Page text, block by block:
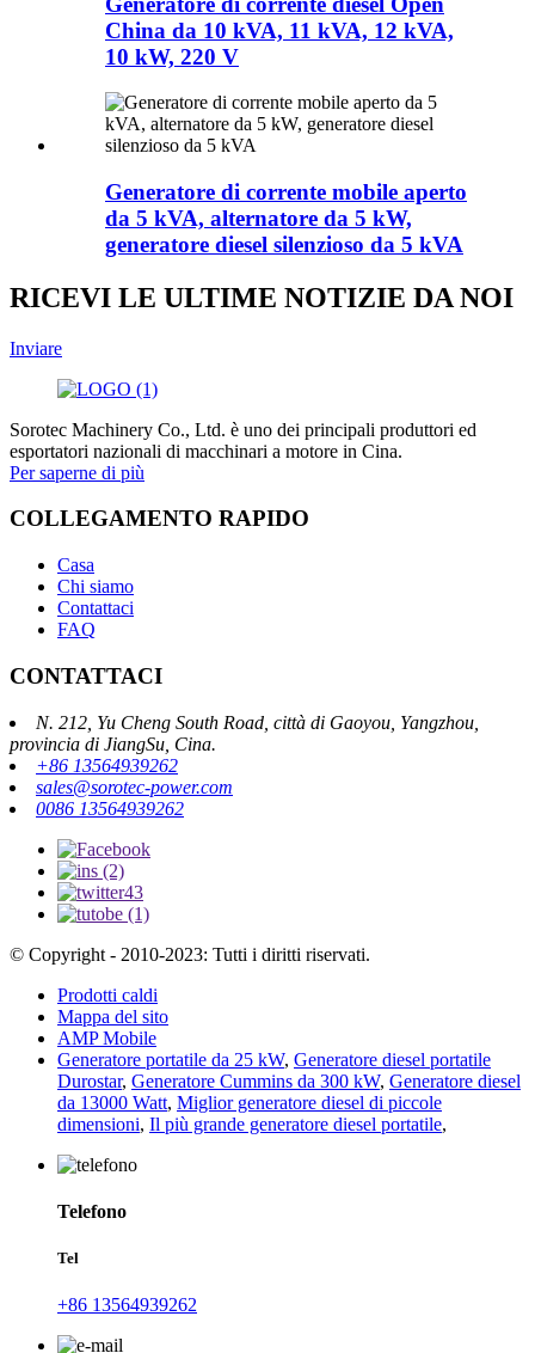
China da 10 kVA, 11 kVA, 12 kVA,
10 kW, 220 V
Generatore di corrente mobile aperto
da 5 kVA, alternatore da 5 kW,
generatore diesel silenzioso da 5 kVA
RICEVI LE ULTIME NOTIZIE DA NOI
Inviare
Sorotec Machinery Co., Ltd. è uno dei principali produttori ed
esportatori nazionali di macchinari a motore in Cina.
Per saperne di più
COLLEGAMENTO RAPIDO
Casa
Chi siamo
Contattaci
FAQ
CONTATTACI
N. 212, Yu Cheng South Road, città di Gaoyou, Yangzhou,
provincia di JiangSu, Cina.
+86 13564939262
sales@sorotec-power.com
0086 13564939262
© Copyright - 2010-2023: Tutti i diritti riservati.
Prodotti caldi
Mappa del sito
AMP Mobile
Generatore portatile da 25 kW, Generatore diesel portatile
Durostar, Generatore Cummins da 300 kW, Generatore diesel
da 13000 Watt, Miglior generatore diesel di piccole
dimensioni, Il più grande generatore diesel portatile,
Telefono
Tel
+86 13564939262